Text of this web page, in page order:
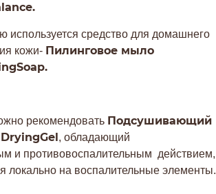
.
используется средство для домашнего
кожи- Пилинговое мыло
.
рекомендовать Подсушивающий
, обладающий
и противовоспалительным действием,
локально на воспалительные элементы.